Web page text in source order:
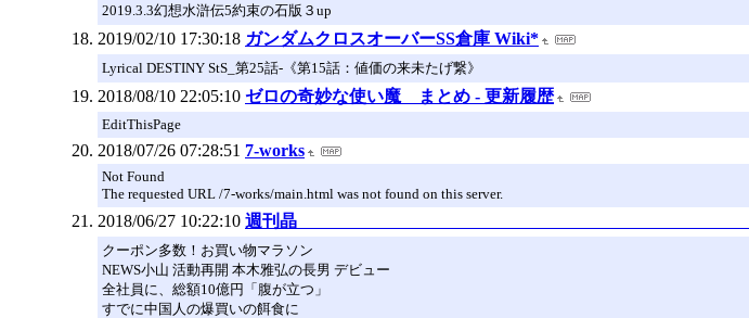
2019.3.3幻想水滸伝5約束の石版３up
2019/02/10 17:30:18 ガンダムクロスオーバーSS倉庫 Wiki*
Lyrical DESTINY StS_第25話-《第15話：値価の来未たげ繋》
2018/08/10 22:05:10 ゼロの奇妙な使い魔 まとめ - 更新履歴
EditThisPage
2018/07/26 07:28:51 7-works
Not Found
The requested URL /7-works/main.html was not found on this server.
2018/06/27 10:22:10 週刊晶
クーポン多数！お買い物マラソン
NEWS小山 活動再開 本木雅弘の長男 デビュー
全社員に、総額10億円「腹が立つ」
すでに中国人の爆買いの餌食に